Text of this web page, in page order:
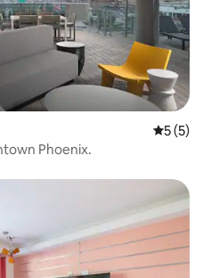
5 av 5 i
5 (5)
Phoenix.